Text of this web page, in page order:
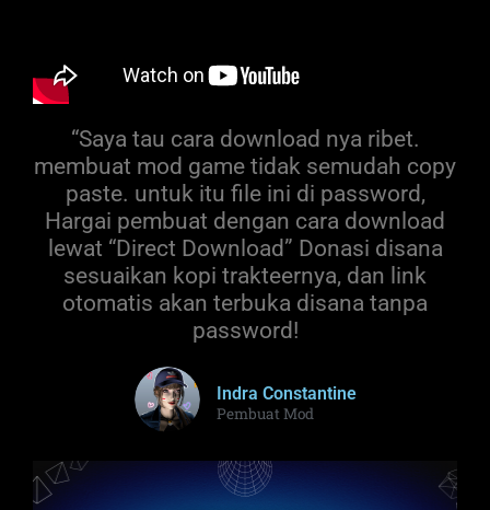
“Saya tau cara download nya ribet.
membuat mod game tidak semudah copy
paste. untuk itu file ini di password,
Hargai pembuat dengan cara download
lewat “Direct Download” Donasi disana
sesuaikan kopi trakteernya, dan link
otomatis akan terbuka disana tanpa
password!
Indra Constantine
Pembuat Mod